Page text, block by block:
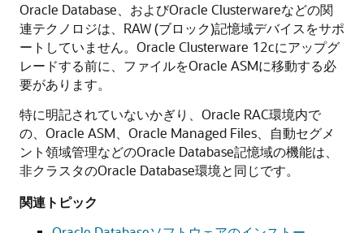
Oracle Database、およびOracle Clusterwareなどの関
連テクノロジは、RAW (ブロック)記憶域デバイスをサポ
ートしていません。Oracle Clusterware 12cにアップグ
レードする前に、ファイルをOracle ASMに移動する必
要があります。
特に明記されていないかぎり、Oracle RAC環境内で
の、Oracle ASM、Oracle Managed Files、自動セグメ
ント領域管理などのOracle Database記憶域の機能は、
非クラスタのOracle Database環境と同じです。
関連トピック